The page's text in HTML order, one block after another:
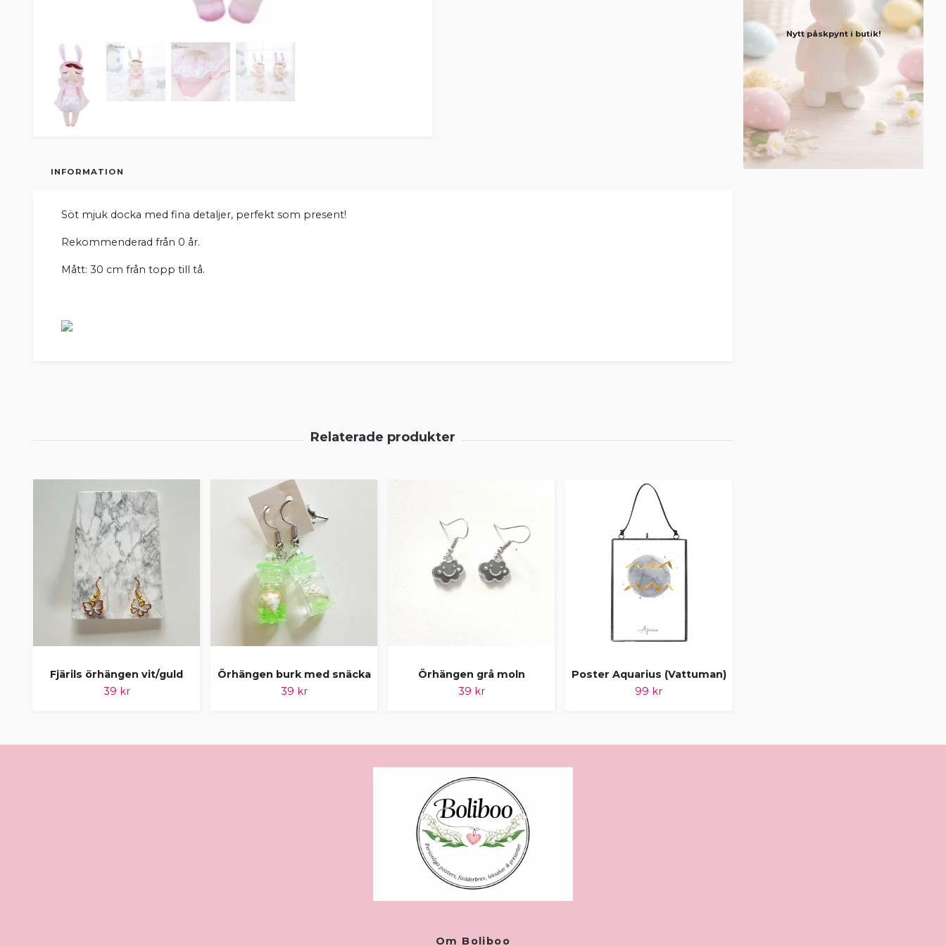
Nytt påskpynt i butik!
INFORMATION
Söt mjuk docka med fina detaljer, perfekt som present!
Rekommenderad från 0 år.
Mått: 30 cm från topp till tå.
Fjärils örhängen vit/guld
39 kr
Örhängen burk med snäcka
39 kr
Örhängen grå moln
39 kr
Poster Aquarius (Vattuman)
99 kr
Om Boliboo